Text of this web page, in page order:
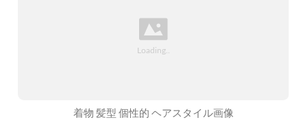
着物 髪型 個性的 ヘアスタイル画像